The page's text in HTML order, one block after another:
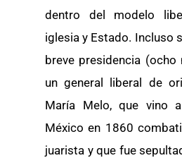
dentro del modelo
iglesia y Estado. Incluso
breve presidencia
un general liberal de
María Melo, que vino
México en 1860
juarista y que fue